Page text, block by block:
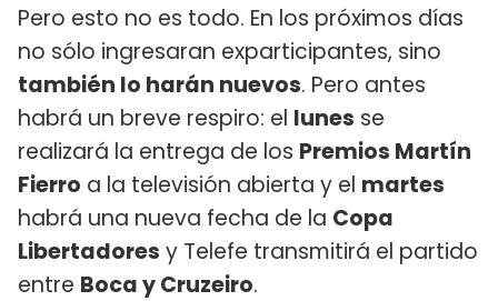
Pero esto no es todo. En los próximos días
no sólo ingresaran exparticipantes, sino
también lo harán nuevos. Pero antes
habrá un breve respiro: el lunes se
realizará la entrega de los Premios Martín
Fierro a la televisión abierta y el martes
habrá una nueva fecha de la Copa
Libertadores y Telefe transmitirá el partido
entre Boca y Cruzeiro.